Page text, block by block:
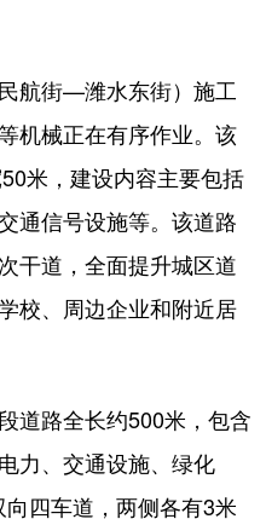
投教基地
图片 专题·访谈
社会民生 山东产经
街—潍水东街）施工
机械正在有序作业。该
米，建设内容主要包括
通信号设施等。该道路
干道，全面提升城区道
校、周边企业和附近居
路全长约500米，包含
力、交通设施、绿化
四车道，两侧各有3米